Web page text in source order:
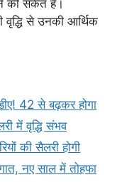
की संकेत है।
वृद्धि से उनकी आर्थिक
42 से बढ़कर होगा
में वृद्धि संभव
की सैलरी होगी
नए साल में तोहफा